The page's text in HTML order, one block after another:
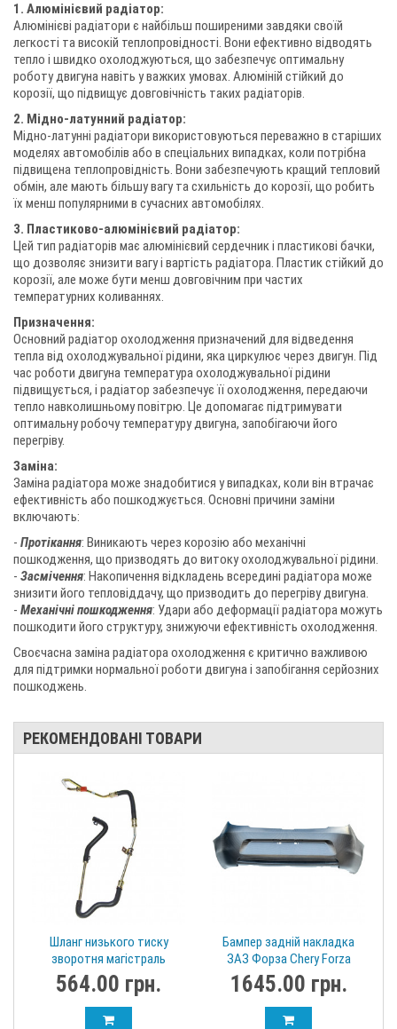
1. Алюмінієвий радіатор:
Алюмінієві радіатори є найбільш поширеними завдяки своїй
легкості та високій теплопровідності. Вони ефективно відводять
тепло і швидко охолоджуються, що забезпечує оптимальну
роботу двигуна навіть у важких умовах. Алюміній стійкий до
корозії, що підвищує довговічність таких радіаторів.
2. Мідно-латунний радіатор:
Мідно-латунні радіатори використовуються переважно в старіших
моделях автомобілів або в спеціальних випадках, коли потрібна
підвищена теплопровідність. Вони забезпечують кращий тепловий
обмін, але мають більшу вагу та схильність до корозії, що робить
їх менш популярними в сучасних автомобілях.
3. Пластиково-алюмінієвий радіатор:
Цей тип радіаторів має алюмінієвий сердечник і пластикові бачки,
що дозволяє знизити вагу і вартість радіатора. Пластик стійкий до
корозії, але може бути менш довговічним при частих
температурних коливаннях.
Призначення:
Основний радіатор охолодження призначений для відведення
тепла від охолоджувальної рідини, яка циркулює через двигун. Під
час роботи двигуна температура охолоджувальної рідини
підвищується, і радіатор забезпечує її охолодження, передаючи
тепло навколишньому повітрю. Це допомагає підтримувати
оптимальну робочу температуру двигуна, запобігаючи його
перегріву.
Заміна:
Заміна радіатора може знадобитися у випадках, коли він втрачає
ефективність або пошкоджується. Основні причини заміни
включають:
- Протікання: Виникають через корозію або механічні
пошкодження, що призводять до витоку охолоджувальної рідини.
- Засмічення: Накопичення відкладень всередині радіатора може
знизити його тепловіддачу, що призводить до перегріву двигуна.
- Механічні пошкодження: Удари або деформації радіатора можуть
пошкодити його структуру, знижуючи ефективність охолодження.
Своєчасна заміна радіатора охолодження є критично важливою
для підтримки нормальної роботи двигуна і запобігання серйозних
пошкоджень.
РЕКОМЕНДОВАНІ ТОВАРИ
Шланг низького тиску
зворотня магістраль
гідропідсилювача ГУРа
Chery Forza A13-3406310FA
564.00 грн.
Бампер задній накладка
ЗАЗ Форза Chery Forza
седан A13-2804500-DQ
УЦЕНКА
1645.00 грн.